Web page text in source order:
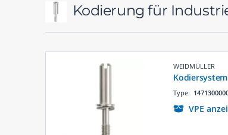
Kodierung für
WEIDMÜLLER
Kodiersystem
Type:
VPE